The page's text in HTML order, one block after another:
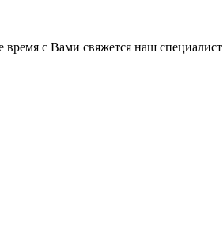
с Вами свяжется наш специалист